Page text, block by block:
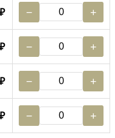
− +
− +
− +
− +